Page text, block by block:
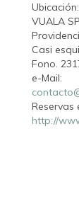
VUALA
Casi
Fono.
e-Mail:
Reservas
http://